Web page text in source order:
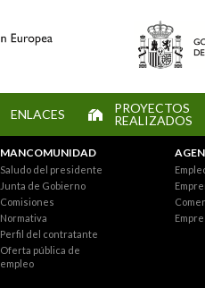
ENLACES
PROYECTOS
REALIZADOS
MANCOMUNIDAD
Saludo del presidente
Junta de Gobierno
Comisiones
Normativa
Perfil del contratante
Oferta pública de
empleo